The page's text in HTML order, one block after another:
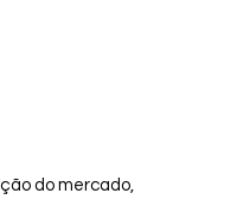
do mercado,